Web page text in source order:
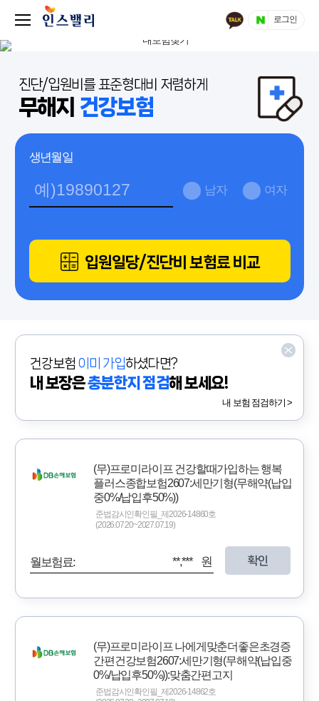
로그인
진단/입원비를 표준형대비 저렴하게
무해지 건강보험
생년월일
남자 여자
입원일당/진단비 보험료 비교
건강보험 이미 가입하셨다면?
내 보장은충분한지 점검해 보세요!
내 보험 점검하기 >
(무)프로미라이프 건강할때가입하는 행복
플러스종합보험2607:세만기형(무해약(납입
중0%/납입후50%))
준법감시인확인필_제2026-14860호
(2026.07.20~2027.07.19)
월보험료: **,*** 원 확인
(무)프로미라이프 나에게맞춘더좋은초경증
간편건강보험2607:세만기형(무해약(납입중
0%/납입후50%)):맞춤간편고지
준법감시인확인필_제2026-14862호